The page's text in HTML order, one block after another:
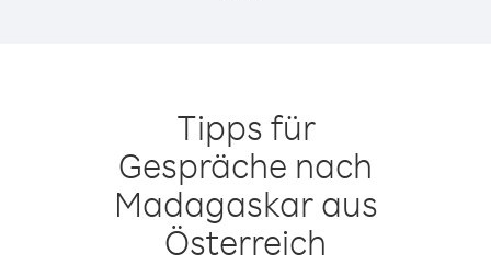
Tipps für
Gespräche nach
Madagaskar aus
Österreich